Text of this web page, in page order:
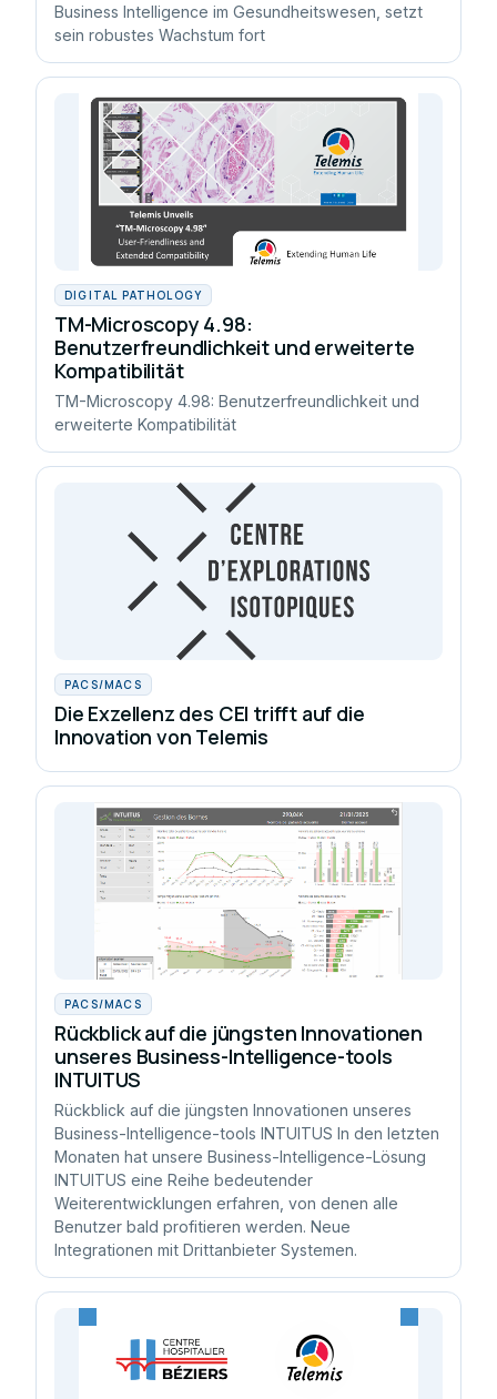
Business Intelligence im Gesundheitswesen, setzt
sein robustes Wachstum fort
DIGITAL PATHOLOGY
TM-Microscopy 4.98:
Benutzerfreundlichkeit und erweiterte
Kompatibilität
TM-Microscopy 4.98: Benutzerfreundlichkeit und
erweiterte Kompatibilität
PACS/MACS
Die Exzellenz des CEI trifft auf die
Innovation von Telemis
PACS/MACS
Rückblick auf die jüngsten Innovationen
unseres Business-Intelligence-tools
INTUITUS
Rückblick auf die jüngsten Innovationen unseres
Business-Intelligence-tools INTUITUS In den letzten
Monaten hat unsere Business-Intelligence-Lösung
INTUITUS eine Reihe bedeutender
Weiterentwicklungen erfahren, von denen alle
Benutzer bald profitieren werden. Neue
Integrationen mit Drittanbieter Systemen.